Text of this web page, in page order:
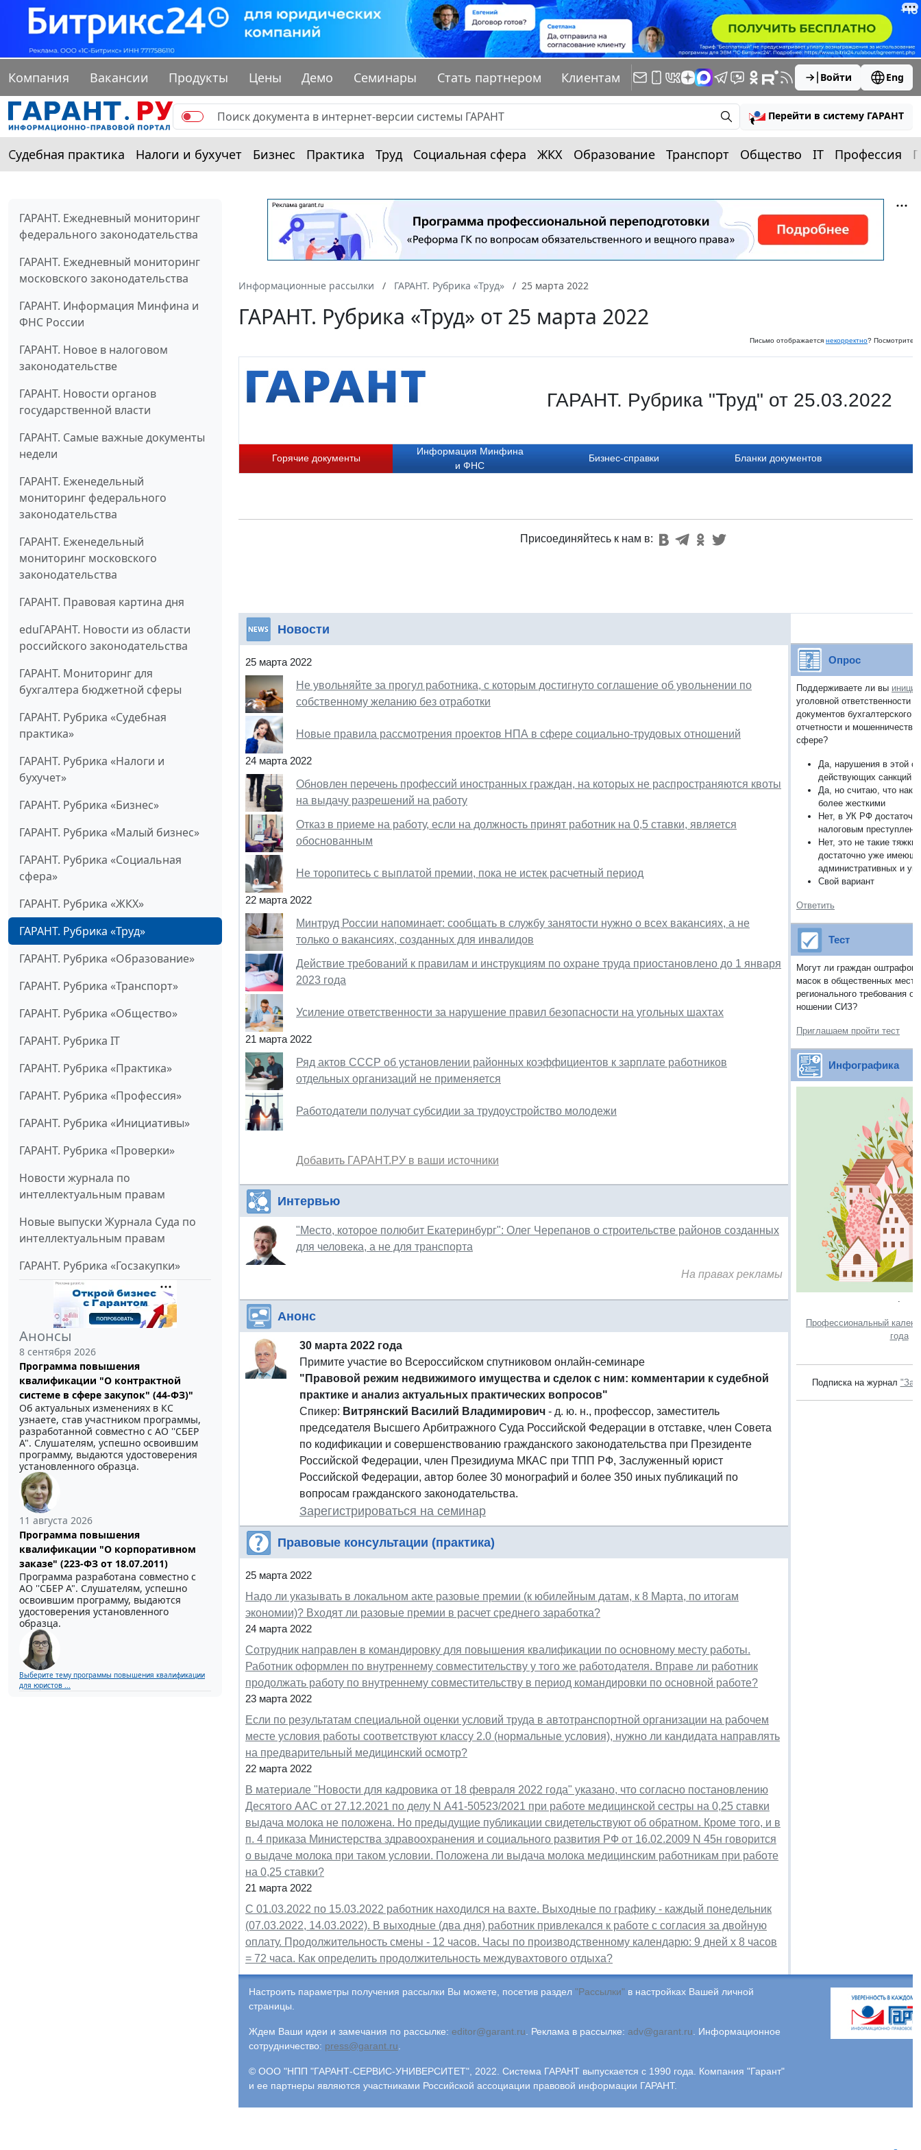
Компания Вакансии Продукты Цены Демо Семинары Стать партнером Клиентам Войти Eng
Перейти в систему ГАРАНТ
Судебная практика Налоги и бухучет Бизнес Практика Труд Социальная сфера ЖКХ Образование Транспорт Общество IT Профессия
ГАРАНТ. Ежедневный мониторинг
федерального законодательства
ГАРАНТ. Ежедневный мониторинг
московского законодательства
ГАРАНТ. Информация Минфина и
ФНС России
ГАРАНТ. Новое в налоговом
законодательстве
ГАРАНТ. Новости органов
государственной власти
ГАРАНТ. Самые важные документы
недели
ГАРАНТ. Еженедельный
мониторинг федерального
законодательства
ГАРАНТ. Еженедельный
мониторинг московского
законодательства
ГАРАНТ. Правовая картина дня
eduГАРАНТ. Новости из области
российского законодательства
ГАРАНТ. Мониторинг для
бухгалтера бюджетной сферы
ГАРАНТ. Рубрика «Судебная
практика»
ГАРАНТ. Рубрика «Налоги и
бухучет»
ГАРАНТ. Рубрика «Бизнес»
ГАРАНТ. Рубрика «Малый бизнес»
ГАРАНТ. Рубрика «Социальная
сфера»
ГАРАНТ. Рубрика «ЖКХ»
ГАРАНТ. Рубрика «Труд»
ГАРАНТ. Рубрика «Образование»
ГАРАНТ. Рубрика «Транспорт»
ГАРАНТ. Рубрика «Общество»
ГАРАНТ. Рубрика IT
ГАРАНТ. Рубрика «Практика»
ГАРАНТ. Рубрика «Профессия»
ГАРАНТ. Рубрика «Инициативы»
ГАРАНТ. Рубрика «Проверки»
Новости журнала по
интеллектуальным правам
Новые выпуски Журнала Суда по
интеллектуальным правам
ГАРАНТ. Рубрика «Госзакупки»
Анонсы
8 сентября 2026
Программа повышения
квалификации "О контрактной
системе в сфере закупок" (44-ФЗ)"
Об актуальных изменениях в КС
узнаете, став участником программы,
разработанной совместно с АО ''СБЕР
А". Слушателям, успешно освоившим
программу, выдаются удостоверения
установленного образца.
11 августа 2026
Программа повышения
квалификации "О корпоративном
заказе" (223-ФЗ от 18.07.2011)
Программа разработана совместно с
АО ''СБЕР А". Слушателям, успешно
освоившим программу, выдаются
удостоверения установленного
образца.
Выберите тему программы повышения квалификации
для юристов ...
Информационные рассылки ГАРАНТ. Рубрика «Труд» 25 марта 2022
ГАРАНТ. Рубрика «Труд» от 25 марта 2022
Письмо отображается некорректно? Посмотрите
ГАРАНТ. Рубрика "Труд" от 25.03.2022
Горячие документы
Информация Минфина
и ФНС
Бизнес-справки Бланки документов
Присоединяйтесь к нам в:
Новости
25 марта 2022
Не увольняйте за прогул работника, с которым достигнуто соглашение об увольнении по
собственному желанию без отработки
Новые правила рассмотрения проектов НПА в сфере социально-трудовых отношений
24 марта 2022
Обновлен перечень профессий иностранных граждан, на которых не распространяются квоты
на выдачу разрешений на работу
Отказ в приеме на работу, если на должность принят работник на 0,5 ставки, является
обоснованным
Не торопитесь с выплатой премии, пока не истек расчетный период
22 марта 2022
Минтруд России напоминает: сообщать в службу занятости нужно о всех вакансиях, а не
только о вакансиях, созданных для инвалидов
Действие требований к правилам и инструкциям по охране труда приостановлено до 1 января
2023 года
Усиление ответственности за нарушение правил безопасности на угольных шахтах
21 марта 2022
Ряд актов СССР об установлении районных коэффициентов к зарплате работников
отдельных организаций не применяется
Работодатели получат субсидии за трудоустройство молодежи
Добавить ГАРАНТ.РУ в ваши источники
Интервью
"Место, которое полюбит Екатеринбург": Олег Черепанов о строительстве районов созданных
для человека, а не для транспорта
На правах рекламы
Анонс
30 марта 2022 года
Примите участие во Всероссийском спутниковом онлайн-семинаре
"Правовой режим недвижимого имущества и сделок с ним: комментарии к судебной
практике и анализ актуальных практических вопросов"
Спикер: Витрянский Василий Владимирович - д. ю. н., профессор, заместитель
председателя Высшего Арбитражного Суда Российской Федерации в отставке, член Совета
по кодификации и совершенствованию гражданского законодательства при Президенте
Российской Федерации, член Президиума МКАС при ТПП РФ, Заслуженный юрист
Российской Федерации, автор более 30 монографий и более 350 иных публикаций по
вопросам гражданского законодательства.
Зарегистрироваться на семинар
Правовые консультации (практика)
25 марта 2022
Надо ли указывать в локальном акте разовые премии (к юбилейным датам, к 8 Марта, по итогам
экономии)? Входят ли разовые премии в расчет среднего заработка?
24 марта 2022
Сотрудник направлен в командировку для повышения квалификации по основному месту работы.
Работник оформлен по внутреннему совместительству у того же работодателя. Вправе ли работник
продолжать работу по внутреннему совместительству в период командировки по основной работе?
23 марта 2022
Если по результатам специальной оценки условий труда в автотранспортной организации на рабочем
месте условия работы соответствуют классу 2.0 (нормальные условия), нужно ли кандидата направлять
на предварительный медицинский осмотр?
22 марта 2022
В материале "Новости для кадровика от 18 февраля 2022 года" указано, что согласно постановлению
Десятого ААС от 27.12.2021 по делу N А41-50523/2021 при работе медицинской сестры на 0,25 ставки
выдача молока не положена. Но предыдущие публикации свидетельствуют об обратном. Кроме того, и в
п. 4 приказа Министерства здравоохранения и социального развития РФ от 16.02.2009 N 45н говорится
о выдаче молока при таком условии. Положена ли выдача молока медицинским работникам при работе
на 0,25 ставки?
21 марта 2022
С 01.03.2022 по 15.03.2022 работник находился на вахте. Выходные по графику - каждый понедельник
(07.03.2022, 14.03.2022). В выходные (два дня) работник привлекался к работе с согласия за двойную
оплату. Продолжительность смены - 12 часов. Часы по производственному календарю: 9 дней х 8 часов
= 72 часа. Как определить продолжительность междувахтового отдыха?
Опрос
Поддерживаете ли вы
уголовной ответственности
документов бухгалтерского
отчетности и мошенничество
сфере?
Да, нарушения в этой
действующих санкций
Да, но считаю, что
более жесткими
Нет, в УК РФ
налоговым
Нет, это не такие
достаточно уже
административных и
Свой вариант
Ответить
Тест
Могут ли граждан
масок в общественных
регионального требования
ношении СИЗ?
Приглашаем пройти тест
Инфографика
.
Профессиональный
года
Подписка на журнал
Настроить параметры получения рассылки Вы можете, посетив раздел "Рассылки" в настройках Вашей личной
страницы.
Ждем Ваши идеи и замечания по рассылке: editor@garant.ru. Реклама в рассылке: adv@garant.ru. Информационное
сотрудничество: press@garant.ru.
© ООО "НПП "ГАРАНТ-СЕРВИС-УНИВЕРСИТЕТ", 2022. Система ГАРАНТ выпускается с 1990 года. Компания "Гарант"
и ее партнеры являются участниками Российской ассоциации правовой информации ГАРАНТ.